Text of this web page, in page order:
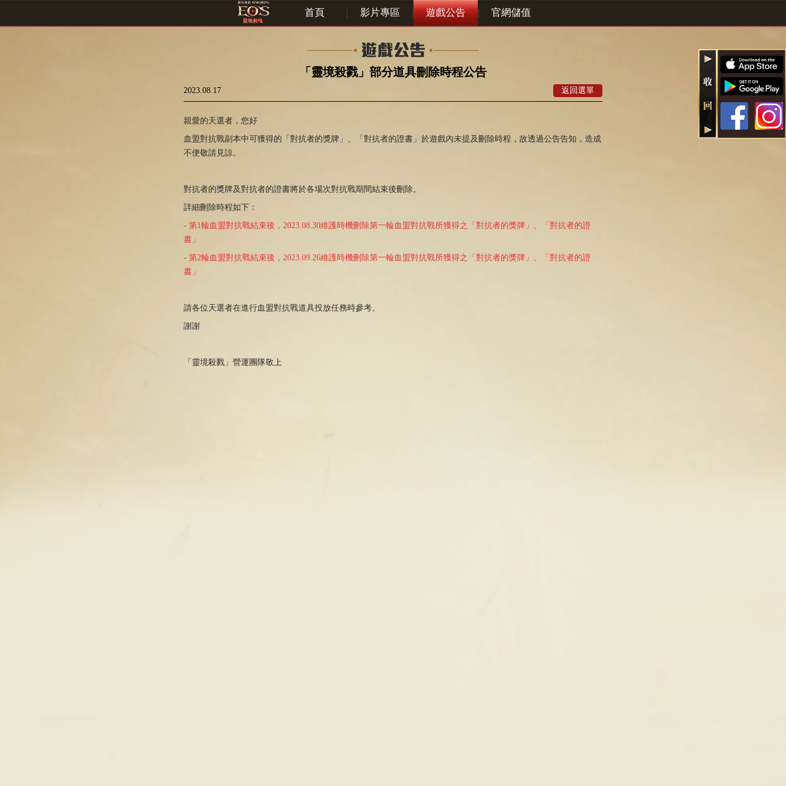
首頁 | 影片專區 | 遊戲公告 | 官網儲值
「靈境殺戮」部分道具刪除時程公告
2023.08.17 返回選單
親愛的天選者，您好
血盟對抗戰副本中可獲得的「對抗者的獎牌」、「對抗者的證書」於遊戲內未提及刪除時程，故透過公告告知，造成
不便敬請見諒。
對抗者的獎牌及對抗者的證書將於各場次對抗戰期間結束後刪除。
詳細刪除時程如下：
- 第1輪血盟對抗戰結束後，2023.08.30維護時機刪除第一輪血盟對抗戰所獲得之「對抗者的獎牌」、「對抗者的證
書」
- 第2輪血盟對抗戰結束後，2023.09.26維護時機刪除第一輪血盟對抗戰所獲得之「對抗者的獎牌」、「對抗者的證
書」
請各位天選者在進行血盟對抗戰道具投放任務時參考。
謝謝
「靈境殺戮」營運團隊敬上